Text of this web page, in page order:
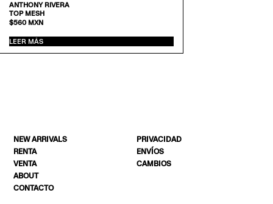
ANTHONY RIVERA
TOP MESH
$560MXN
LEER MÁS
NEW ARRIVALS
RENTA
VENTA
ABOUT
CONTACTO
PRIVACIDAD
ENVÍOS
CAMBIOS